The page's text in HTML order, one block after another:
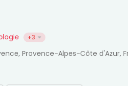
+3
Provence-Alpes-Côte d'Azur,